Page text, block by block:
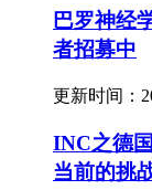
巴罗神经
者招募中
更新时间：
INC之德
当前的挑